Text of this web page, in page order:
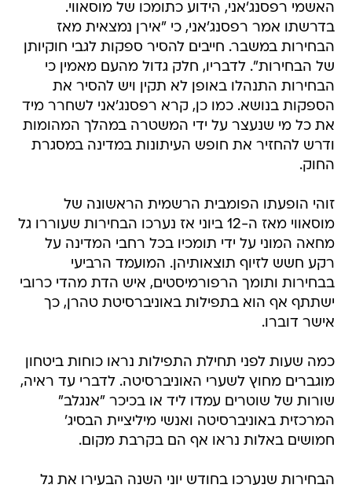
האשמי רפסנג'אני, הידוע כתומכו של מוסאווי.
בדרשתו אמר רפסנג'אני, כי "אירן נמצאית מאז
הבחירות במשבר. חייבים להסיר ספקות לגבי חוקיותן
של הבחירות". לדבריו, חלק גדול מהעם מאמין כי
הבחירות התנהלו באופן לא תקין ויש להסיר את
הספקות בנושא. כמו כן, קרא רפסנג'אני לשחרר מיד
את כל מי שנעצר על ידי המשטרה במהלך המהומות
ודרש להחזיר את חופש העיתונות במדינה במסגרת
החוק.
זוהי הופעתו הפומבית הרשמית הראשונה של
מוסאווי מאז ה-12 ביוני אז נערכו הבחירות שעוררו גל
מחאה המוני על ידי תומכיו בכל רחבי המדינה על
רקע חשש לזיוף תוצאותיהן. המועמד הרביעי
בבחירות ותומך הרפורמיסטים, איש הדת מהדי כרובי
ישתתף אף הוא בתפילות באוניברסיטת טהרן, כך
אישר דוברו.
כמה שעות לפני תחילת התפילות נראו כוחות ביטחון
מוגברים מחוץ לשערי האוניברסיטה. לדברי עד ראיה,
שורות של שוטרים עמדו ליד או בכיכר "אנגלב"
המרכזית באוניברסיטה ואנשי מיליציית הבסיג'
חמושים באלות נראו אף הם בקרבת מקום.
הבחירות שנערכו בחודש יוני השנה הבעירו את גל